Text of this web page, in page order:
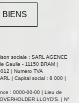
la maison
stockage
Bram, proche
bien est exposé
BIENS
sociale : SARL AGENCE
Gaulle - 11150 BRAM |
| Numero TVA
| Capital social : 8 000 |
: 0000-00-00 | Lieu de
LLOYD'S. | N°